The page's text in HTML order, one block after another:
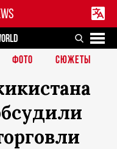
ФОТО СЮЖЕТЫ